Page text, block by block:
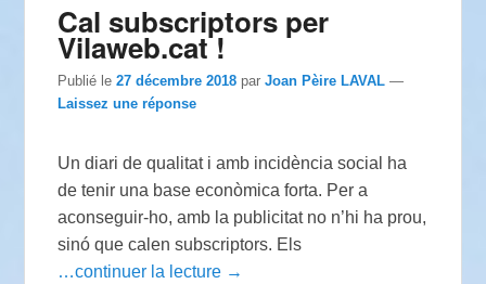
Cal subscriptors per
Vilaweb.cat !
Publié le27 décembre 2018 parJoan Pèire LAVAL —
Laissez une réponse
Un diari de qualitat i amb incidència social ha
de tenir una base econòmica forta. Per a
aconseguir-ho, amb la publicitat no n’hi ha prou,
sinó que calen subscriptors. Els
…continuer la lecture →